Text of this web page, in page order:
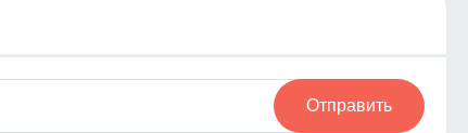
Отправить